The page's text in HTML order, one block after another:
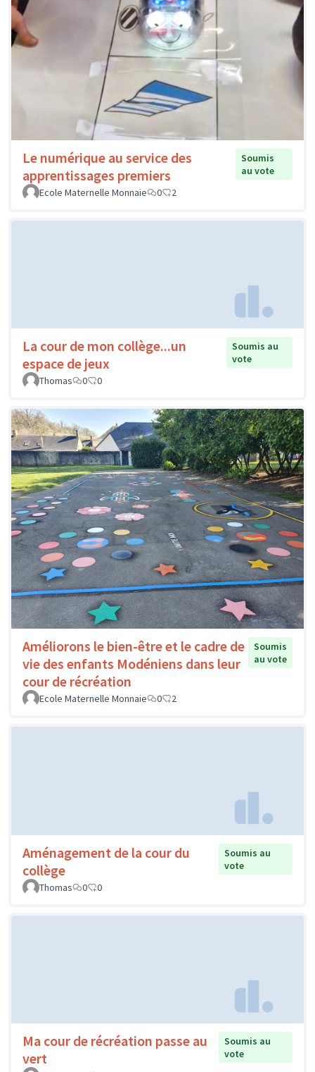
Le numérique au service des
apprentissages premiers
Soumis
au vote
Ecole Maternelle Monnaie
0 2
La cour de mon collège...un
espace de jeux
Soumis au
vote
Thomas
0 0
Améliorons le bien-être et le cadre de
vie des enfants Modéniens dans leur
cour de récréation
Soumis
au vote
Ecole Maternelle Monnaie 0 2
Aménagement de la cour du
collège
Soumis au
vote
Thomas
0 0
Ma cour de récréation passe au
vert
Soumis au
vote